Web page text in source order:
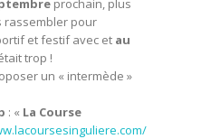
prochain, plus
rassembler pour
et festif avec et au
trop !
un « intermède »
: « La Course